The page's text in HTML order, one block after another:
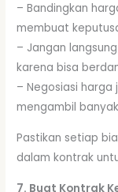
– Bandingkan
membuat
– Jangan
karena bisa
– Negosiasi harga
mengambil
Pastikan setiap
dalam kontrak
7. Buat Kontrak